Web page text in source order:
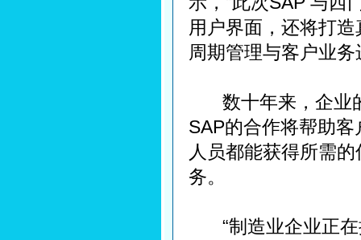
用户界面，还将打造
周期管理与客户业
数十年来，企业的
SAP的合作将帮助
人员都能获得所需
务。
“制造业企业正在